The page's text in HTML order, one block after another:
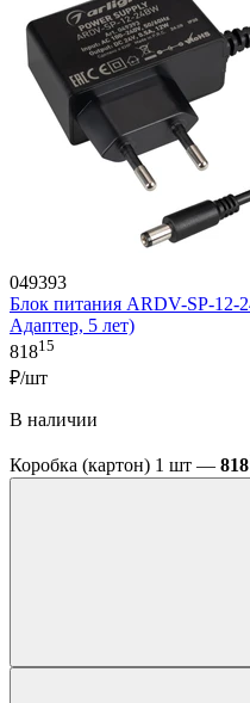
049393
Блок питания ARDV-SP-12-
Адаптер, 5 лет)
81815
₽/шт
В наличии
Коробка (картон) 1 шт — 818